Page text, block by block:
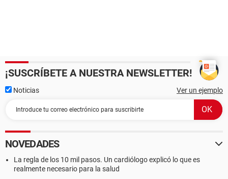
¡SUSCRÍBETE A NUESTRA NEWSLETTER!
Noticias Ver un ejemplo
NOVEDADES
La regla de los 10 mil pasos. Un cardiólogo explicó lo que es
realmente necesario para la salud